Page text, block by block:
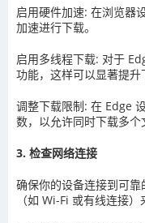
启用硬件加速: 在浏览器
加速进行下载。
启用多线程下载: 对于
功能，这样可以显著提升
调整下载限制: 在 Edge
数，以允许同时下载多个
3. 检查网络连接
确保你的设备连接到可
（如 Wi-Fi 或有线连接）